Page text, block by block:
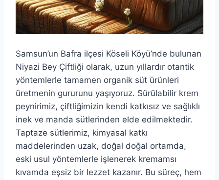
Samsun’un Bafra ilçesi Köseli Köyü’nde bulunan
Niyazi Bey Çiftliği olarak, uzun yıllardır otantik
yöntemlerle tamamen organik süt ürünleri
üretmenin gururunu yaşıyoruz. Sürülabilir krem
peynirimiz, çiftliğimizin kendi katkısız ve sağlıklı
inek ve manda sütlerinden elde edilmektedir.
Taptaze sütlerimiz, kimyasal katkı
maddelerinden uzak, doğal doğal ortamda,
eski usul yöntemlerle işlenerek kremamsı
kıvamda eşsiz bir lezzet kazanır. Bu süreç, hem